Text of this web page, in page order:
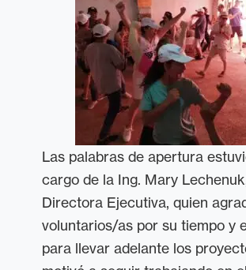
Las palabras de apertura
cargo de la Ing. Mary
Directora Ejecutiva, quien
voluntarios/as por su tiempo y
para llevar adelante los